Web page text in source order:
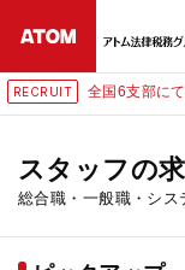
にて、アソシエイト弁護
スタッフの
総合職・一般職・シ
無料相談